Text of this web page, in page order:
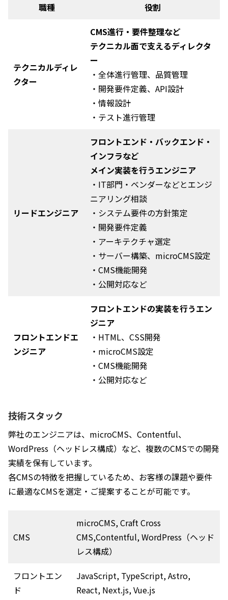
職種 役割
テクニカルディレ
クター
CMS進行・要件整理など
テクニカル面で支えるディレクタ
ー
・全体進行管理、品質管理
・開発要件定義、API設計
・情報設計
・テスト進行管理
リードエンジニア
フロントエンド・バックエンド・
インフラなど
メイン実装を行うエンジニア
・IT部門・ベンダーなどとエンジ
ニアリング相談
・システム要件の方針策定
・開発要件定義
・アーキテクチャ選定
・サーバー構築、microCMS設定
・CMS機能開発
・公開対応など
フロントエンドエ
ンジニア
フロントエンドの実装を行うエン
ジニア
・HTML、CSS開発
・microCMS設定
・CMS機能開発
・公開対応など
技術スタック
弊社のエンジニアは、microCMS、Contentful、
WordPress（ヘッドレス構成）など、複数のCMSでの開発
実績を保有しています。
各CMSの特徴を把握しているため、お客様の課題や要件
に最適なCMSを選定・ご提案することが可能です。
CMS
microCMS, Craft Cross
CMS,Contentful, WordPress（ヘッド
レス構成）
フロントエン
ド
JavaScript, TypeScript, Astro,
React, Next.js, Vue.js